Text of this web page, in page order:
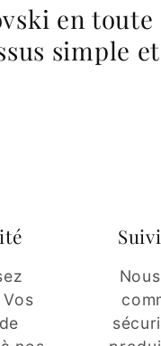
en toute
simple et